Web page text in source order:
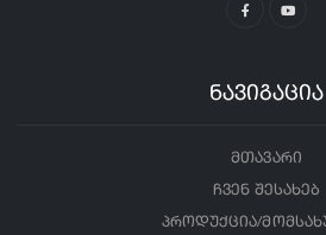
ნავიგაცია
მთავარი
ჩვენ შესახებ
პროდუქცია/